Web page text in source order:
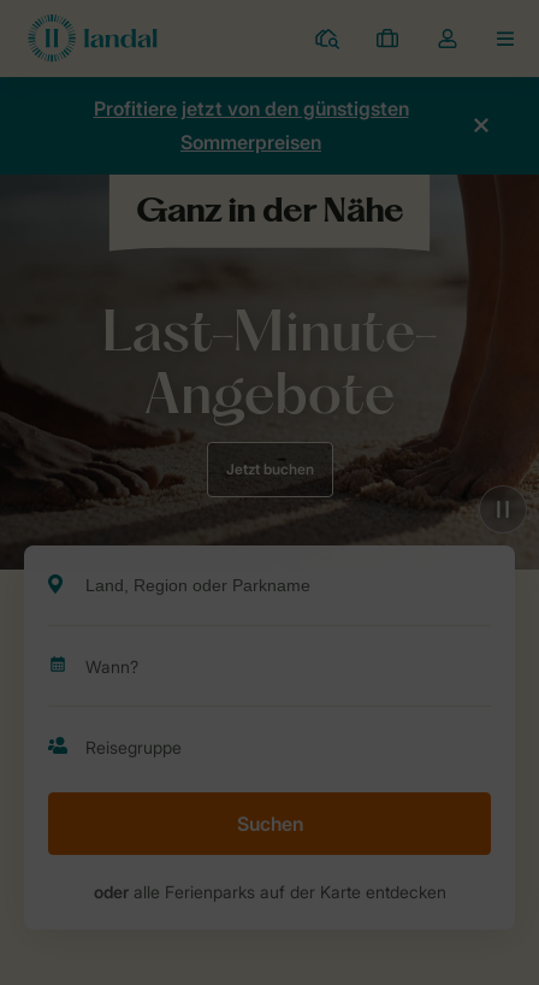
Ferienparks
Meine
Buchungen
Dropdown-
Menü
Kontos
Profitiere jetzt von den günstigsten
Sommerpreisen
Last-Minute-
Angebote
Jetzt buchen
Suchen
oderalle Ferienparks auf der Karte entdecken